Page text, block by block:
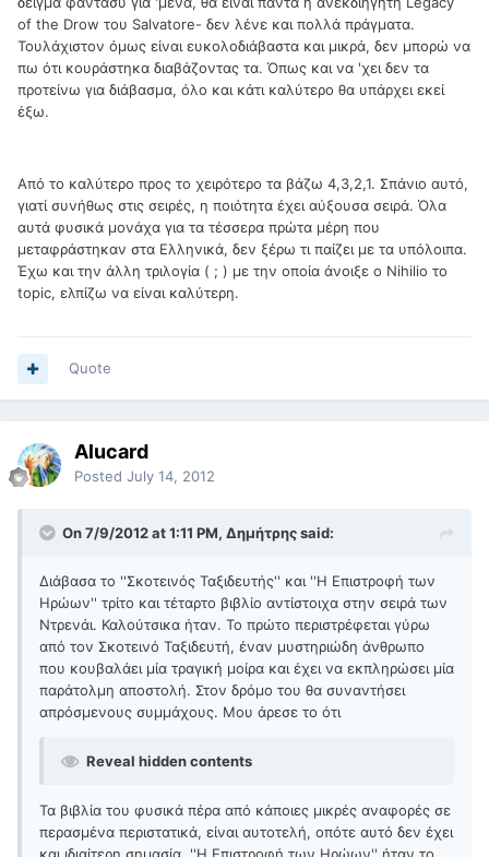
of the Drow του Salvatore- δεν λένε και πολλά πράγματα.
Τουλάχιστον όμως είναι ευκολοδιάβαστα και μικρά, δεν μπορώ να
πω ότι κουράστηκα διαβάζοντας τα. Όπως και να 'χει δεν τα
προτείνω για διάβασμα, όλο και κάτι καλύτερο θα υπάρχει εκεί
έξω.
Από το καλύτερο προς το χειρότερο τα βάζω 4,3,2,1. Σπάνιο αυτό,
γιατί συνήθως στις σειρές, η ποιότητα έχει αύξουσα σειρά. Όλα
αυτά φυσικά μονάχα για τα τέσσερα πρώτα μέρη που
μεταφράστηκαν στα Ελληνικά, δεν ξέρω τι παίζει με τα υπόλοιπα.
Έχω και την άλλη τριλογία ( ; ) με την οποία άνοιξε ο Nihilio το
topic, ελπίζω να είναι καλύτερη.
Quote
Alucard
Posted July 14, 2012
On 7/9/2012 at 1:11 PM, Δημήτρης said:
Διάβασα το ''Σκοτεινός Ταξιδευτής'' και ''Η Επιστροφή των
Ηρώων'' τρίτο και τέταρτο βιβλίο αντίστοιχα στην σειρά των
Ντρενάι. Καλούτσικα ήταν. Το πρώτο περιστρέφεται γύρω
από τον Σκοτεινό Ταξιδευτή, έναν μυστηριώδη άνθρωπο
που κουβαλάει μία τραγική μοίρα και έχει να εκπληρώσει μία
παράτολμη αποστολή. Στον δρόμο του θα συναντήσει
απρόσμενους συμμάχους. Μου άρεσε το ότι
Reveal hidden contents
Τα βιβλία του φυσικά πέρα από κάποιες μικρές αναφορές σε
περασμένα περιστατικά, είναι αυτοτελή, οπότε αυτό δεν έχει